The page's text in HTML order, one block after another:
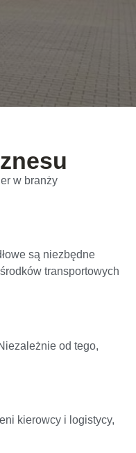
w branży
są niezbędne
transportowych
od tego,
kierowcy i logistycy,